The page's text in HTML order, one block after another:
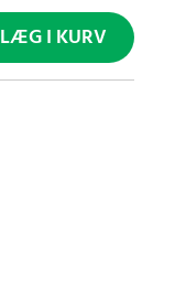
LÆG I KURV